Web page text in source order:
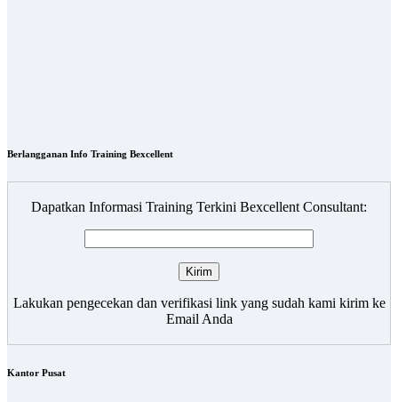
Berlangganan Info Training Bexcellent
Dapatkan Informasi Training Terkini Bexcellent Consultant:
Lakukan pengecekan dan verifikasi link yang sudah kami kirim ke
Email Anda
Kantor Pusat